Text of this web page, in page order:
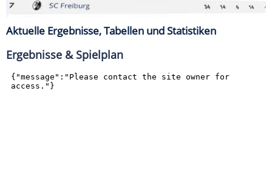
Aktuelle Ergebnisse, Tabellen und Statistiken
Ergebnisse & Spielplan